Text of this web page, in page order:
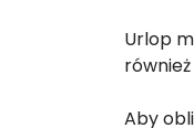
Urlop
Aby